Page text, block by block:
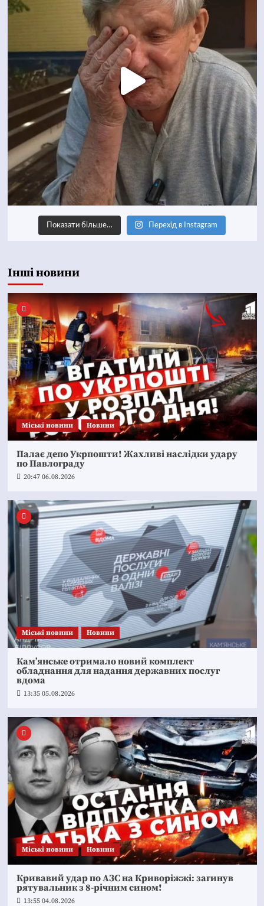
Показати більше… Перехід в Instagram
Інші новини
Mіські новини Новини
Палає депо Укрпошти! Жахливі наслідки удару
по Павлограду
20:47 06.08.2026
Mіські новини Новини
Кам’янське отримало новий комплект
обладнання для надання державних послуг
вдома
13:35 05.08.2026
Mіські новини Новини
Кривавий удар по АЗС на Криворіжжі: загинув
рятувальник з 8-річним сином!
13:55 04.08.2026